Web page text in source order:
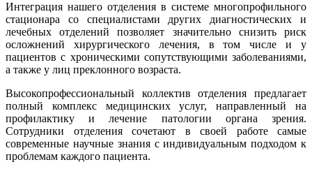
Интеграция нашего отделения в системе многопрофильного
стационара со специалистами других диагностических и
лечебных отделений позволяет значительно снизить риск
осложнений хирургического лечения, в том числе и у
пациентов с хроническими сопутствующими заболеваниями,
а также у лиц преклонного возраста.
Высокопрофессиональный коллектив отделения предлагает
полный комплекс медицинских услуг, направленный на
профилактику и лечение патологии органа зрения.
Сотрудники отделения сочетают в своей работе самые
современные научные знания с индивидуальным подходом к
проблемам каждого пациента.